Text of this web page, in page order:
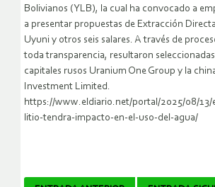
Bolivianos (YLB), la cual ha convocado a
a presentar propuestas de Extracción
Uyuni y otros seis salares. A través de
toda transparencia, resultaron
capitales rusos Uranium One Group y la
Investment Limited.
https://www.eldiario.net/portal/2025/08/13/
litio-tendra-impacto-en-el-uso-del-agua/